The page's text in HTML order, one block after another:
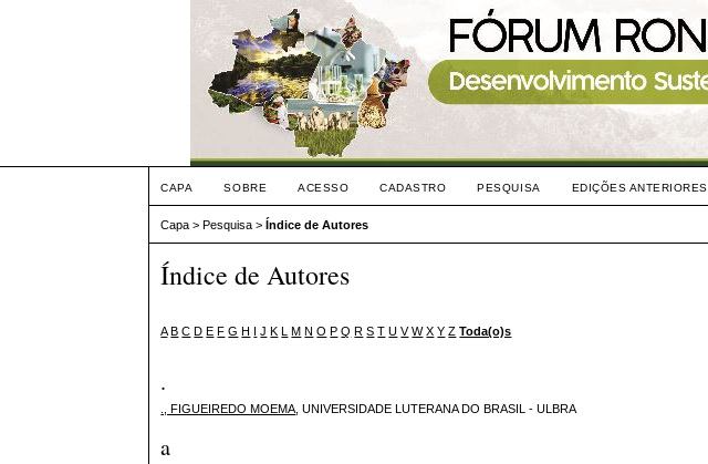
CAPA SOBRE ACESSO CADASTRO PESQUISA EDIÇÕES ANTERIORES
Capa >Pesquisa >Índice de Autores
Índice de Autores
A B C D E F G H I J K L M N O P Q R S T U V W X Y Z Toda(o)s
.
., FIGUEIREDO MOEMA , UNIVERSIDADE LUTERANA DO BRASIL - ULBRA
a